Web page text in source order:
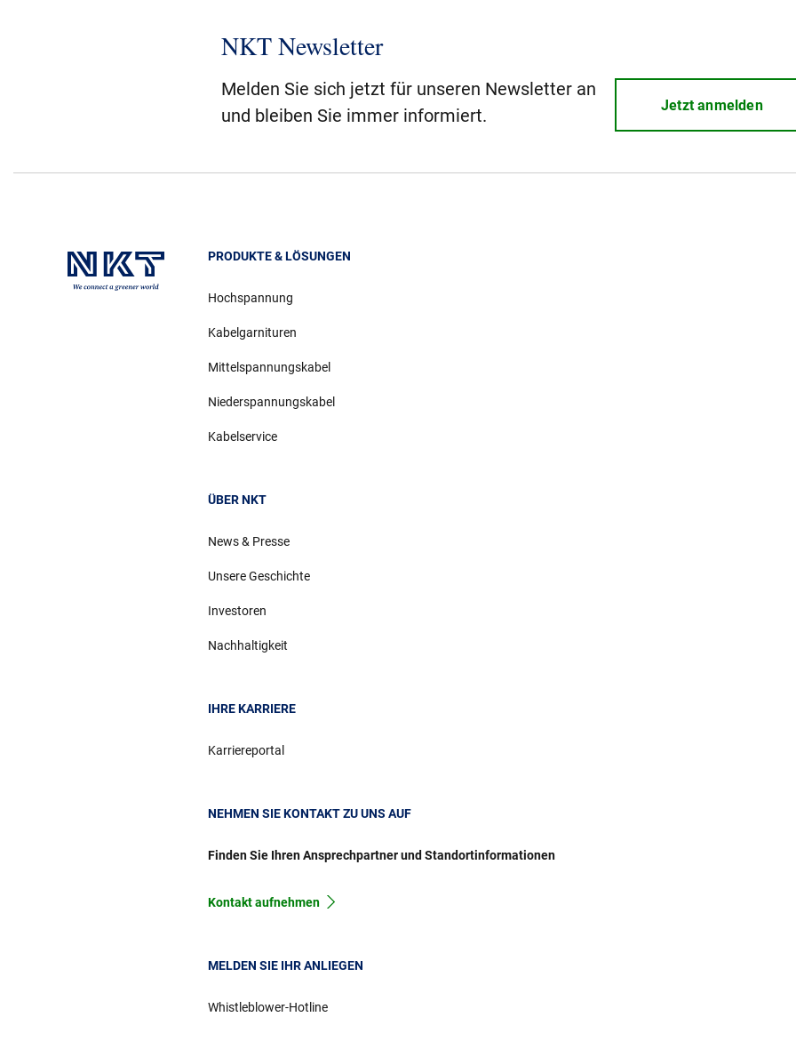
NKT Newsletter
Melden Sie sich jetzt für unseren Newsletter an
und bleiben Sie immer informiert.
Jetzt anmelden
PRODUKTE & LÖSUNGEN
Hochspannung
Kabelgarnituren
Mittelspannungskabel
Niederspannungskabel
Kabelservice
ÜBER NKT
News & Presse
Unsere Geschichte
Investoren
Nachhaltigkeit
IHRE KARRIERE
Karriereportal
NEHMEN SIE KONTAKT ZU UNS AUF
Finden Sie Ihren Ansprechpartner und Standortinformationen
Kontakt aufnehmen
MELDEN SIE IHR ANLIEGEN
Whistleblower-Hotline